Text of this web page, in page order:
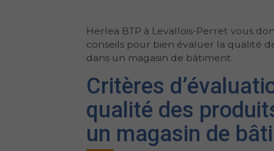
Herlea BTP à Levallois-Perret vous
conseils pour bien évaluer la qualité
dans un magasin de bâtiment.
Critères
qualité des
un magasin de